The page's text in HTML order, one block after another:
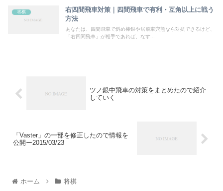
将棋
右四間飛車対策｜四間飛車で有利・互角以上に戦う
方法
あなたは、四間飛車で斜め棒銀や居飛車穴熊なら対抗できるけど、
「右四間飛車」が相手であれば、なす...
ツノ銀中飛車の対策をまとめたので紹介
していく
「Vaster」の一部を修正したので情報を
公開ー2015/03/23
ホーム 将棋